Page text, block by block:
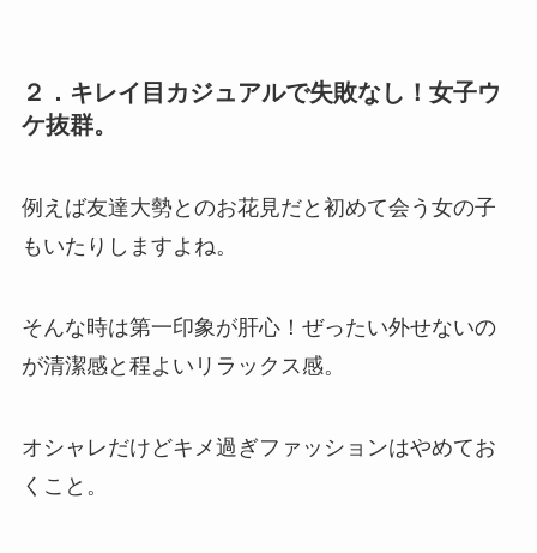
２．キレイ目カジュアルで失敗なし！女子ウ
ケ抜群。
例えば友達大勢とのお花見だと初めて会う女の子
もいたりしますよね。
そんな時は第一印象が肝心！ぜったい外せないの
が清潔感と程よいリラックス感。
オシャレだけどキメ過ぎファッションはやめてお
くこと。